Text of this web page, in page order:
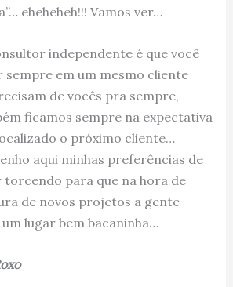
eheheheh!!! Vamos ver…
independente é que você
sempre em um mesmo cliente
de vocês pra sempre,
ficamos sempre na expectativa
o próximo cliente…
aqui minhas preferências de
torcendo para que na hora de
de novos projetos a gente
lugar bem bacaninha…